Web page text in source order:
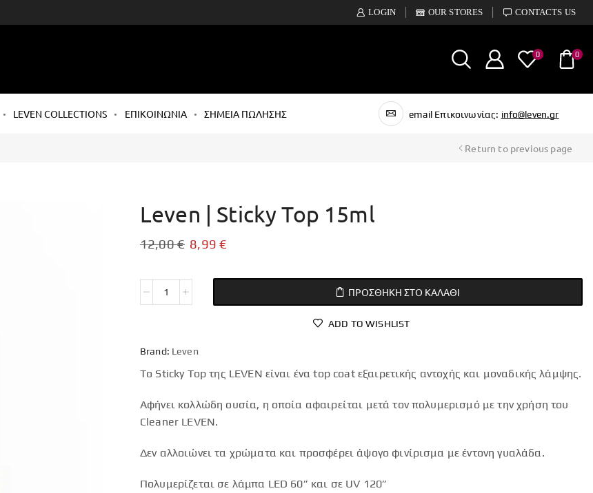
LOGIN OUR STORES CONTACTS US
0 0
LEVEN COLLECTIONS ΕΠΙΚΟΙΝΩΝΙΑ ΣΗΜΕΙΑ ΠΩΛΗΣΗΣ email Επικοινωνίας: info@leven.gr
Return to previous page
Leven | Sticky Top 15ml
12,00€ 8,99€
ΠΡΟΣΘΉΚΗ ΣΤΟ ΚΑΛΆΘΙ
ADD TO WISHLIST
Brand: Leven
To Sticky Top της LEVEN είναι ένα top coat εξαιρετικής αντοχής και μοναδικής λάμψης.
Αφήνει κολλώδη ουσία, η οποία αφαιρείται μετά τον πολυμερισμό με την χρήση του
Cleaner LEVEN.
Δεν αλλοιώνει τα χρώματα και προσφέρει άψογο φινίρισμα με έντονη γυαλάδα.
Πολυμερίζεται σε λάμπα LED 60” και σε UV 120”